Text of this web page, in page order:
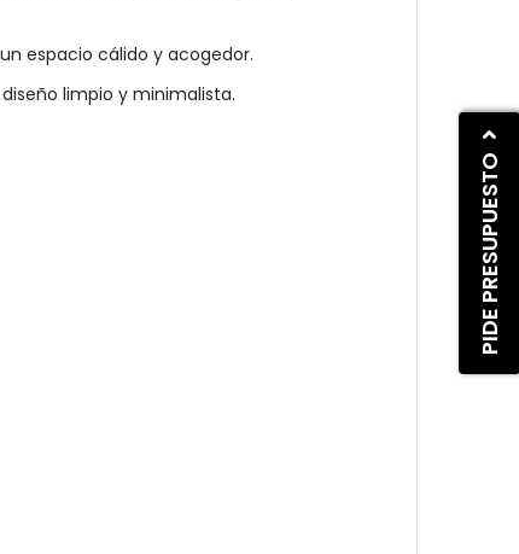
PIDE PRESUPUESTO
espacio cálido y acogedor.
limpio y minimalista.